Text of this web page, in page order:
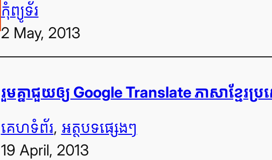
កុំព្យូទ័រ
2 May, 2013
រួម​គ្នា​ជួយ​ឲ្យ Google Translate ភាសា​ខ្មែរ​ប្
គេហទំព័រ, អត្ថបទ​ផ្សេងៗ
19 April, 2013